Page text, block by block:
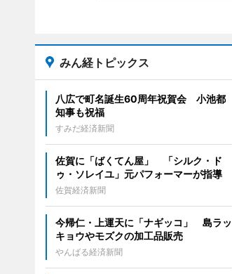
みん経トピックス
八広で町名誕生60周年祝賀会 小池都
知事も祝福
すみだ経済新聞
佐賀に「ばくてん屋」 「シルク・ド
ゥ・ソレイユ」元パフォーマーが指導
佐賀経済新聞
今帰仁・上運天に「ナギッコ」 島ラッ
キョウやモズクの加工品販売
やんばる経済新聞